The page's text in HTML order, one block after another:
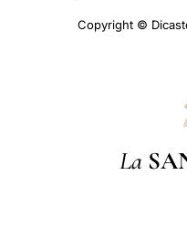
Copyright ©
La